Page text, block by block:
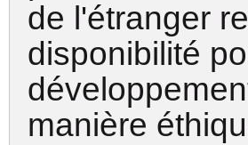
de l'étranger
disponibilité
manière